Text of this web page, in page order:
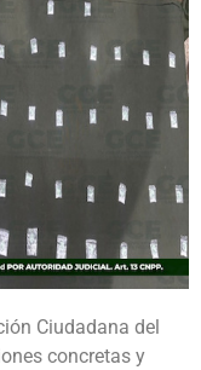
Ciudadana del
concretas y